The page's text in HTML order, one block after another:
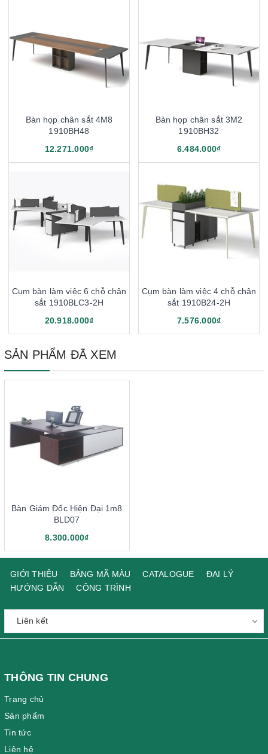
Bàn họp chân sắt 4M8
1910BH48
12.271.000₫
Bàn họp chân sắt 3M2
1910BH32
6.484.000₫
Cụm bàn làm việc 6 chỗ chân
sắt 1910BLC3-2H
20.918.000₫
Cụm bàn làm việc 4 chỗ chân
sắt 1910B24-2H
7.576.000₫
SẢN PHẨM ĐÃ XEM
Bàn Giám Đốc Hiện Đại 1m8
BLD07
8.300.000₫
GIỚI THIỆU BẢNG MÃ MÀU CATALOGUE
ĐẠI LÝ
HƯỚNG DẪN
CÔNG TRÌNH
THÔNG TIN CHUNG
Trang chủ
Sản phẩm
Tin tức
Liên hệ